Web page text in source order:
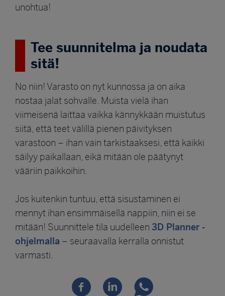
unohtua!
Tee suunnitelma ja noudata
sitä!
No niin! Varasto on nyt kunnossa ja on aika
nostaa jalat sohvalle. Muista vielä ihan
viimeisenä laittaa vaikka kännykkään muistutus
siitä, että teet välillä pienen päivityksen
varastoon – ihan vain tarkistaaksesi, että kaikki
säilyy paikallaan, eikä mitään ole päätynyt
vääriin paikkoihin.
Jos kuitenkin tuntuu, että sisustaminen ei
mennyt ihan ensimmäisellä nappiin, niin ei se
mitään! Suunnittele tila uudelleen 3D Planner -
ohjelmalla – seuraavalla kerralla onnistut
varmasti.